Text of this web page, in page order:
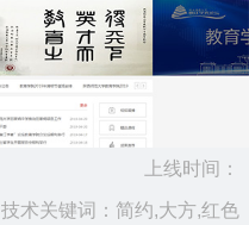
上线时间：
2019.04
技术关键词：简约,大方,红色